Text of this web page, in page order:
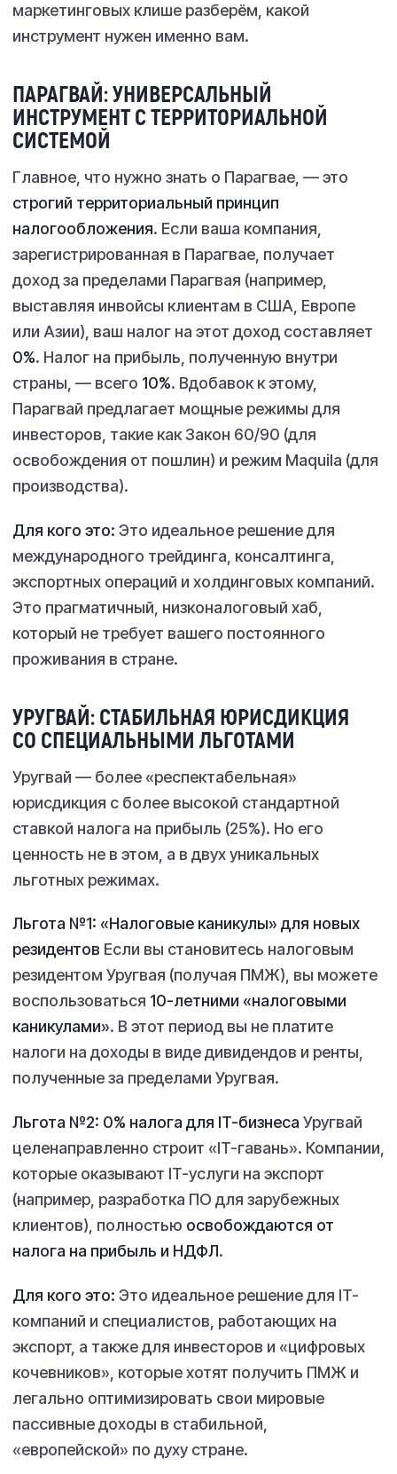
маркетинговых клише разберём, какой
инструмент нужен именно вам.
ПАРАГВАЙ: УНИВЕРСАЛЬНЫЙ
ИНСТРУМЕНТ С ТЕРРИТОРИАЛЬНОЙ
СИСТЕМОЙ
Главное, что нужно знать о Парагвае, — это
строгий территориальный принцип
налогообложения. Если ваша компания,
зарегистрированная в Парагвае, получает
доход за пределами Парагвая (например,
выставляя инвойсы клиентам в США, Европе
или Азии), ваш налог на этот доход составляет
0%. Налог на прибыль, полученную внутри
страны, — всего 10%. Вдобавок к этому,
Парагвай предлагает мощные режимы для
инвесторов, такие как Закон 60/90 (для
освобождения от пошлин) и режим Maquila (для
производства).
Для кого это: Это идеальное решение для
международного трейдинга, консалтинга,
экспортных операций и холдинговых компаний.
Это прагматичный, низконалоговый хаб,
который не требует вашего постоянного
проживания в стране.
УРУГВАЙ: СТАБИЛЬНАЯ ЮРИСДИКЦИЯ
СО СПЕЦИАЛЬНЫМИ ЛЬГОТАМИ
Уругвай — более «респектабельная»
юрисдикция с более высокой стандартной
ставкой налога на прибыль (25%). Но его
ценность не в этом, а в двух уникальных
льготных режимах.
Льгота №1: «Налоговые каникулы» для новых
резидентов Если вы становитесь налоговым
резидентом Уругвая (получая ПМЖ), вы можете
воспользоваться 10-летними «налоговыми
каникулами». В этот период вы не платите
налоги на доходы в виде дивидендов и ренты,
полученные за пределами Уругвая.
Льгота №2: 0% налога для IT-бизнеса Уругвай
целенаправленно строит «IT-гавань». Компании,
которые оказывают IT-услуги на экспорт
(например, разработка ПО для зарубежных
клиентов), полностью освобождаются от
налога на прибыль и НДФЛ.
Для кого это: Это идеальное решение для IT-
компаний и специалистов, работающих на
экспорт, а также для инвесторов и «цифровых
кочевников», которые хотят получить ПМЖ и
легально оптимизировать свои мировые
пассивные доходы в стабильной,
«европейской» по духу стране.